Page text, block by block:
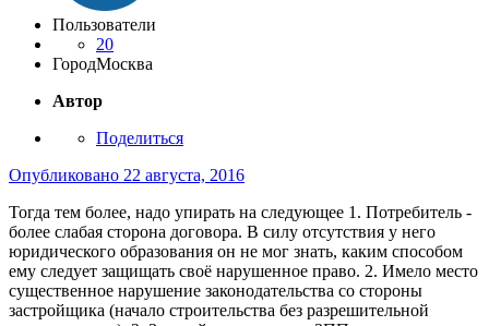
Пользователи
20
ГородМосква
Автор
Поделиться
Опубликовано 22 августа, 2016
Тогда тем более, надо упирать на следующее 1. Потребитель -
более слабая сторона договора. В силу отсутствия у него
юридического образования он не мог знать, каким способом
ему следует защищать своё нарушенное право. 2. Имело место
существенное нарушение законодательства со стороны
застройщика (начало строительства без разрешительной